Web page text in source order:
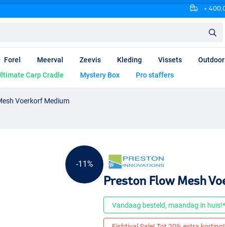
+
Forel Meerval Zeevis Kleding Vissets Outdoor
Carp Cradle Mystery Box Pro staffers
Voerkorf Medium
-11%
Preston Flow Mesh
Vandaag besteld, maandag in huis!*